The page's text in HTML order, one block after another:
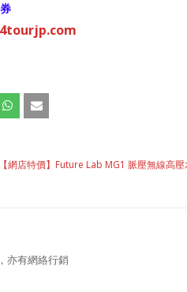
【網店特價】Future Lab MG1 脈壓無線高
亦有網絡行銷